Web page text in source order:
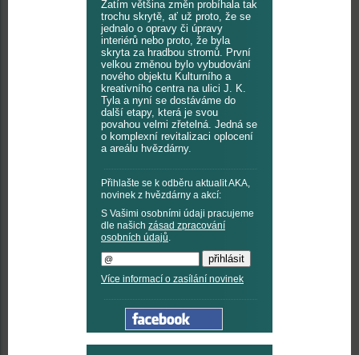
Zatím většina změn probíhala tak
trochu skrytě, ať už proto, že se
jednalo o opravy či úpravy
interiérů nebo proto, že byla
skryta za hradbou stromů. První
velkou změnou bylo vybudování
nového objektu Kulturního a
kreativního centra na ulici J. K.
Tyla a nyní se dostáváme do
další etapy, která je svou
povahou velmi zřetelná. Jedná se
o komplexní revitalizaci oplocení
a areálu hvězdárny.
Přihlašte se k odběru aktualit AKA,
novinek z hvězdárny a akcí:
S Vašimi osobními údaji pracujeme
dle našich zásad zpracování
osobních údajů.
Více informací o zasílání novinek